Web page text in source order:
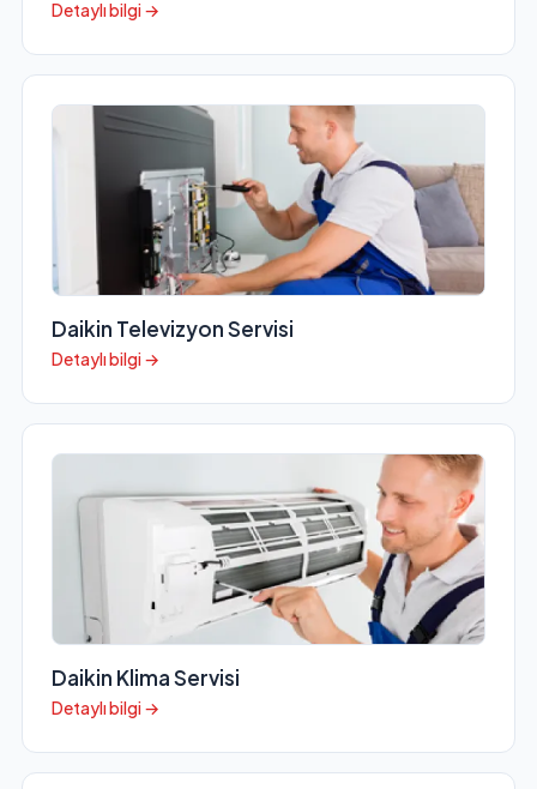
Detaylı bilgi →
Daikin Televizyon Servisi
Detaylı bilgi →
Daikin Klima Servisi
Detaylı bilgi →